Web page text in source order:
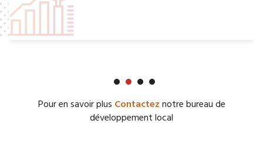
Pour en savoir plus Contacteznotre bureau de
développement local